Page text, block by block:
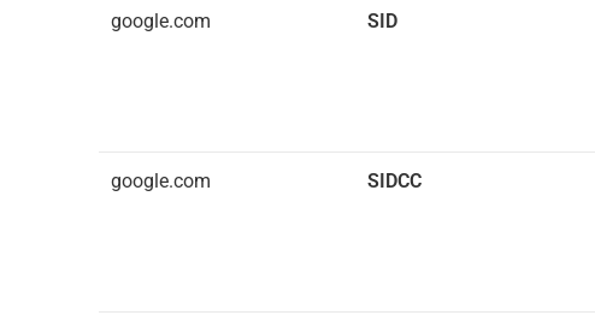
google.com SID
google.com SIDCC